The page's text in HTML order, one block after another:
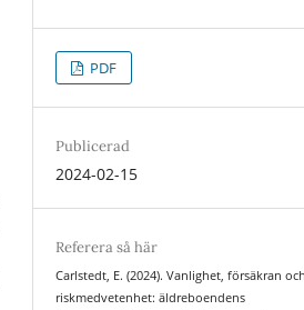
PDF
Publicerad
2024-02-15
Referera så här
Carlstedt, E. (2024). Vanlighet, försäkran och
riskmedvetenhet: äldreboendens